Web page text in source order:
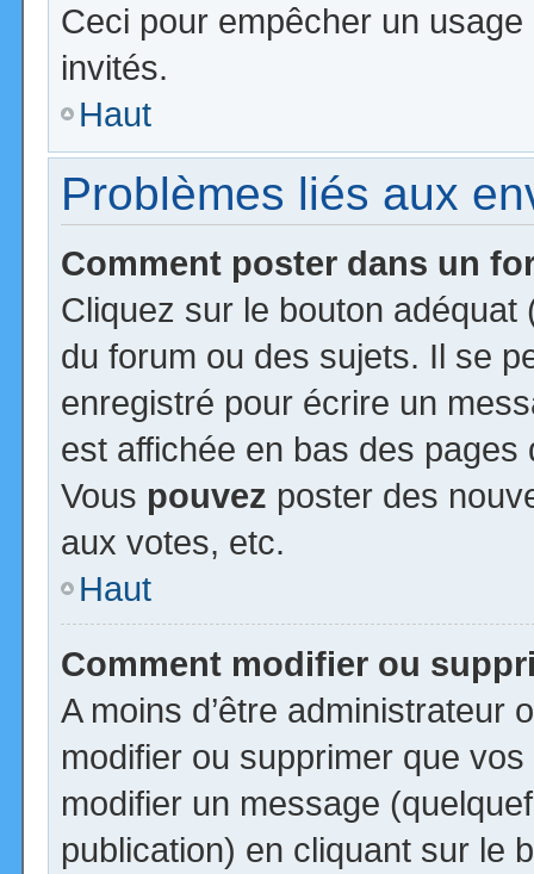
Ceci pour empêcher un
invités.
Haut
Problèmes liés aux
Comment poster dans un
Cliquez sur le bouton
du forum ou des sujets. Il se
enregistré pour écrire un
est affichée en bas des
Vous pouvez poster des
aux votes, etc.
Haut
Comment modifier ou
A moins d’être administrateur
modifier ou supprimer que
modifier un message
publication) en cliquant sur le